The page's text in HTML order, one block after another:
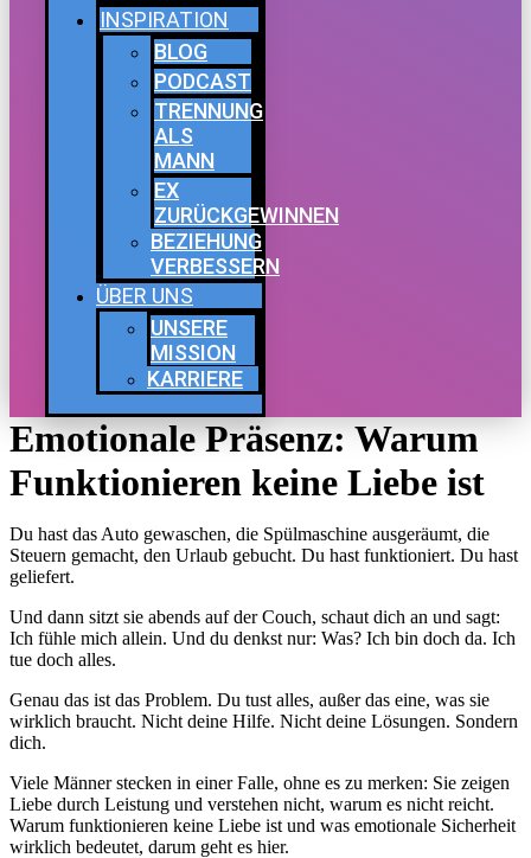
INSPIRATION
BLOG
PODCAST
TRENNUNG
ALS
MANN
EX
ZURÜCKGEWINNEN
BEZIEHUNG
VERBESSERN
ÜBER UNS
UNSERE
MISSION
KARRIERE
Emotionale Präsenz: Warum
Funktionieren keine Liebe ist
Du hast das Auto gewaschen, die Spülmaschine ausgeräumt, die
Steuern gemacht, den Urlaub gebucht. Du hast funktioniert. Du hast
geliefert.
Und dann sitzt sie abends auf der Couch, schaut dich an und sagt:
Ich fühle mich allein. Und du denkst nur: Was? Ich bin doch da. Ich
tue doch alles.
Genau das ist das Problem. Du tust alles, außer das eine, was sie
wirklich braucht. Nicht deine Hilfe. Nicht deine Lösungen. Sondern
dich.
Viele Männer stecken in einer Falle, ohne es zu merken: Sie zeigen
Liebe durch Leistung und verstehen nicht, warum es nicht reicht.
Warum funktionieren keine Liebe ist und was emotionale Sicherheit
wirklich bedeutet, darum geht es hier.